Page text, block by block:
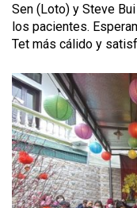
Sen (Loto) y Steve
los pacientes.
Tet más cálido y